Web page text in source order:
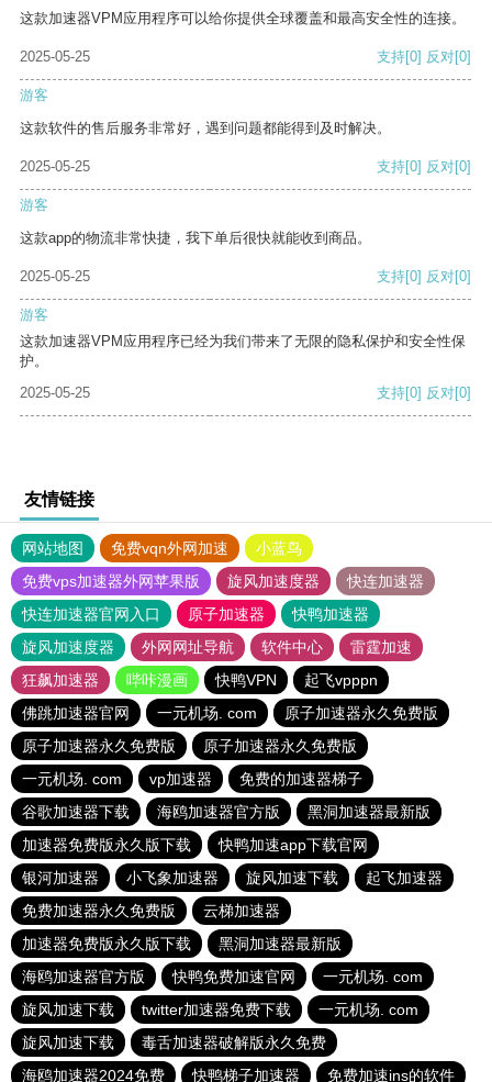
这款加速器VPM应用程序可以给你提供全球覆盖和最高安全性的连接。
2025-05-25 支持[0] 反对[0]
游客
这款软件的售后服务非常好，遇到问题都能得到及时解决。
2025-05-25 支持[0] 反对[0]
游客
这款app的物流非常快捷，我下单后很快就能收到商品。
2025-05-25 支持[0] 反对[0]
游客
这款加速器VPM应用程序已经为我们带来了无限的隐私保护和安全性保
护。
2025-05-25
支持[0] 反对[0]
友情链接
网站地图 免费vqn外网加速
小蓝鸟
免费vps加速器外网苹果版
旋风加速度器
快连加速器
快连加速器官网入口
原子加速器
快鸭加速器
旋风加速度器
外网网址导航 软件中心
雷霆加速
狂飙加速器
哔咔漫画 快鸭VPN
起飞vpppn
佛跳加速器官网
一元机场. com
原子加速器永久免费版
原子加速器永久免费版
原子加速器永久免费版
一元机场. com
vp加速器
免费的加速器梯子
谷歌加速器下载
海鸥加速器官方版
黑洞加速器最新版
加速器免费版永久版下载
快鸭加速app下载官网
银河加速器
小飞象加速器 旋风加速下载
起飞加速器
免费加速器永久免费版
云梯加速器
加速器免费版永久版下载
黑洞加速器最新版
海鸥加速器官方版
快鸭免费加速官网
一元机场. com
旋风加速下载
twitter加速器免费下载
一元机场. com
旋风加速下载
毒舌加速器破解版永久免费
海鸥加速器2024免费
快鸭梯子加速器 免费加速ins的软件